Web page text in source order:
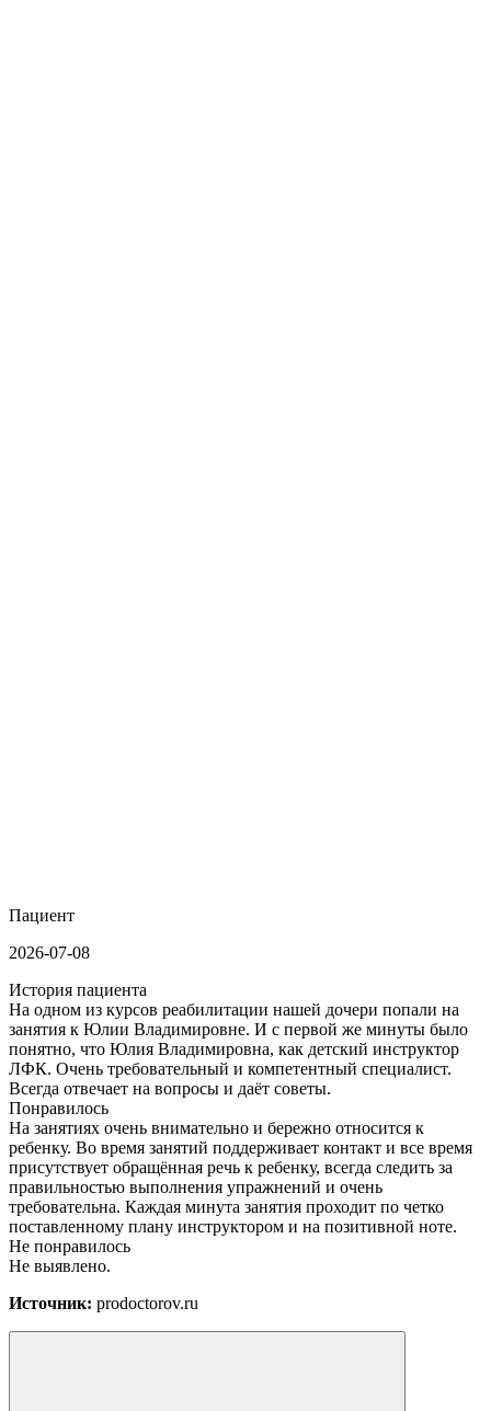
Пациент
2026-07-08
История пациента
На одном из курсов реабилитации нашей дочери попали на
занятия к Юлии Владимировне. И с первой же минуты было
понятно, что Юлия Владимировна, как детский инструктор
ЛФК. Очень требовательный и компетентный специалист.
Всегда отвечает на вопросы и даёт советы.
Понравилось
На занятиях очень внимательно и бережно относится к
ребенку. Во время занятий поддерживает контакт и все время
присутствует обращённая речь к ребенку, всегда следить за
правильностью выполнения упражнений и очень
требовательна. Каждая минута занятия проходит по четко
поставленному плану инструктором и на позитивной ноте.
Не понравилось
Не выявлено.
Источник: prodoctorov.ru